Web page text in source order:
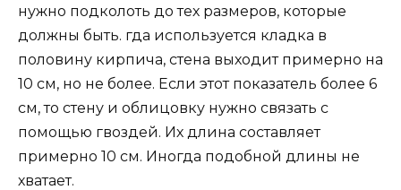
нужно подколоть до тех размеров, которые
должны быть. гда используется кладка в
половину кирпича, стена выходит примерно на
10 см, но не более. Если этот показатель более 6
см, то стену и облицовку нужно связать с
помощью гвоздей. Их длина составляет
примерно 10 см. Иногда подобной длины не
хватает.